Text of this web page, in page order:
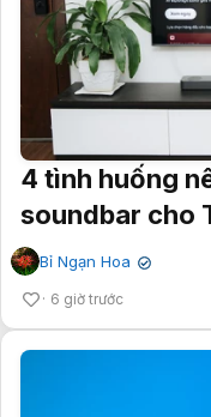
4 tình huống
soundbar cho
Bỉ Ngạn Hoa ✔
6 giờ trước